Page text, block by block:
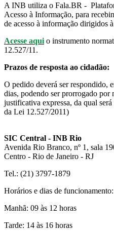
A INB utiliza o Fala.BR -
Acesso à Informação, para
de acesso à informação dirigidos
Acesse aqui o instrumento
12.527/11.
Prazos de resposta ao cidadão:
O pedido deverá ser respondido,
dias, podendo ser prorrogado por
justificativa expressa, da qual
da Lei 12.527/2011)
SIC Central - INB Rio
Avenida Rio Branco, nº 1, sala
Centro - Rio de Janeiro - RJ
Tel.: (21) 3797-1879
Horários e dias de funcionamento:
Manhã: 09 às 12 horas
Tarde: 14 às 16 horas